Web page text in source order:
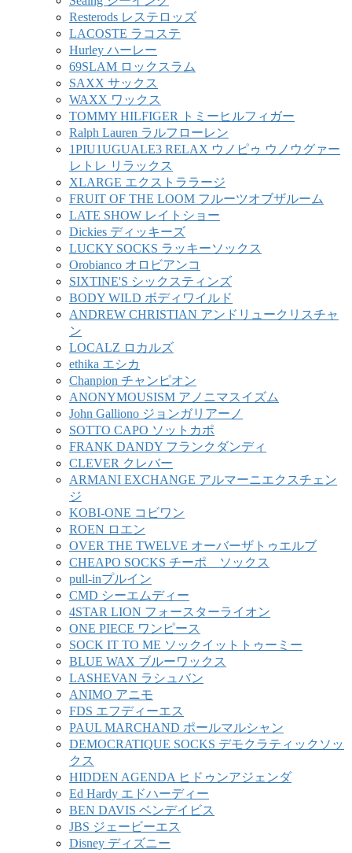
Resterods レステロッズ
LACOSTE ラコステ
Hurley ハーレー
69SLAM ロックスラム
SAXX サックス
WAXX ワックス
TOMMY HILFIGER トミーヒルフィガー
Ralph Lauren ラルフローレン
1PIU1UGUALE3 RELAX ウノピゥ ウノウグァー
レトレ リラックス
XLARGE エクストララージ
FRUIT OF THE LOOM フルーツオブザルーム
LATE SHOW レイトショー
Dickies ディッキーズ
LUCKY SOCKS ラッキーソックス
Orobianco オロビアンコ
SIXTINE'S シックスティンズ
BODY WILD ボディワイルド
ANDREW CHRISTIAN アンドリュークリスチャ
ン
LOCALZ ロカルズ
ethika エシカ
Chanpion チャンピオン
ANONYMOUSISM アノニマスイズム
John Galliono ジョンガリアーノ
SOTTO CAPO ソットカポ
FRANK DANDY フランクダンディ
CLEVER クレバー
ARMANI EXCHANGE アルマーニエクスチェン
ジ
KOBI-ONE コビワン
ROEN ロエン
OVER THE TWELVE オーバーザトゥエルブ
CHEAPO SOCKS チーポ ソックス
pull-inプルイン
CMD シーエムディー
4STAR LION フォースターライオン
ONE PIECE ワンピース
SOCK IT TO ME ソックイットトゥーミー
BLUE WAX ブルーワックス
LASHEVAN ラシュバン
ANIMO アニモ
FDS エフディーエス
PAUL MARCHAND ポールマルシャン
DEMOCRATIQUE SOCKS デモクラティックソッ
クス
HIDDEN AGENDA ヒドゥンアジェンダ
Ed Hardy エドハーディー
BEN DAVIS ベンデイビス
JBS ジェービーエス
Disney ディズニー